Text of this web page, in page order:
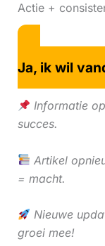
Actie +
Ja, ik wil
Informatie
succes.
Artikel
= macht.
Nieuwe
groei mee!